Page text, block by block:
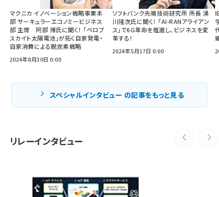
マクニカ イノベーション戦略事業本
部 サーキュラーエコノミービジネス
部 主席 阿部 博氏に聞く！ 「ペロブ
スカイト太陽電池」が拓く自家発電・
自家消費による脱炭素戦略
2024年8月30日 0:00
ソフトバンク先端技術研究所 所長 湧
川隆次氏に聞く！ 「AI-RANアライアン
ス」で6G革命を推進し、ビジネスを変
革する！
2024年5月17日 0:00
スペシャルインタビュー の記事をもっと見る
リレーインタビュー